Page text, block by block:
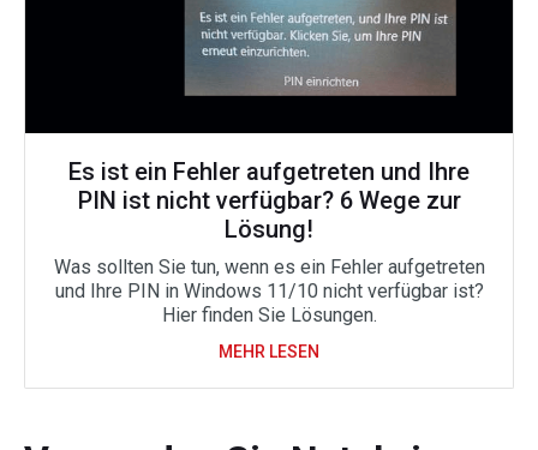
Es ist ein Fehler aufgetreten und Ihre
PIN ist nicht verfügbar? 6 Wege zur
Lösung!
Was sollten Sie tun, wenn es ein Fehler aufgetreten
und Ihre PIN in Windows 11/10 nicht verfügbar ist?
Hier finden Sie Lösungen.
MEHR LESEN